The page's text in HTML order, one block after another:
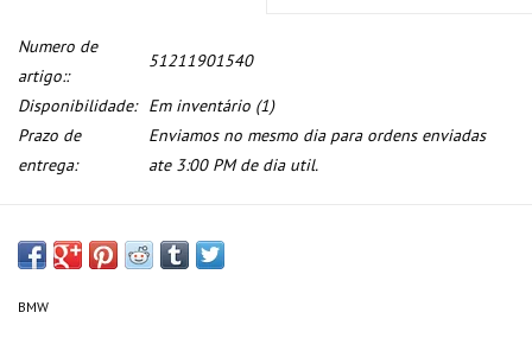
Numero de
artigo::
51211901540
Disponibilidade: Em inventário (1)
Prazo de
entrega:
Enviamos no mesmo dia para ordens enviadas
ate 3:00 PM de dia util.
BMW